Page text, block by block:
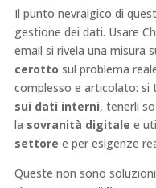
Il punto nevralgico di
gestione dei dati. Usare
email si rivela una misura
cerotto sul problema
complesso e articolato:
sui dati interni, tenerli
la sovranità digitale e
settore e per esigenze
Queste non sono